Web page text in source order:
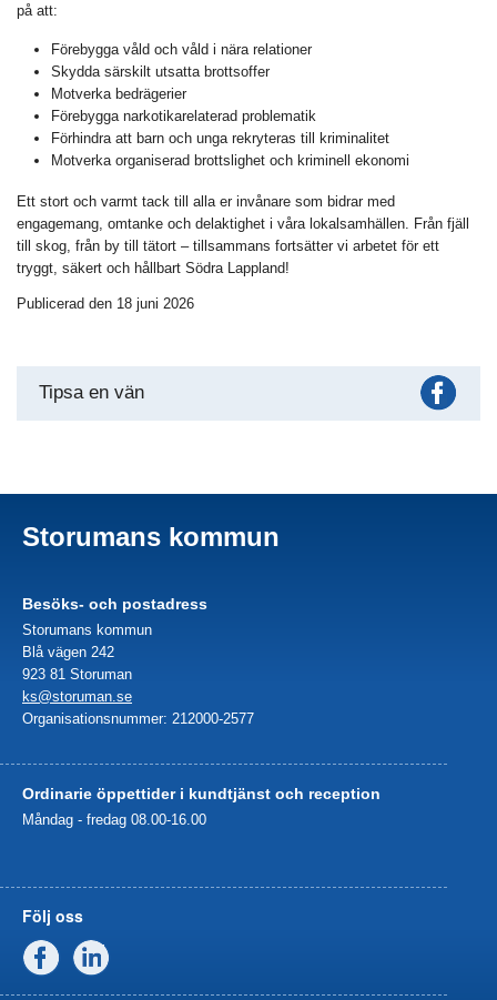
på att:
Förebygga våld och våld i nära relationer
Skydda särskilt utsatta brottsoffer
Motverka bedrägerier
Förebygga narkotikarelaterad problematik
Förhindra att barn och unga rekryteras till kriminalitet
Motverka organiserad brottslighet och kriminell ekonomi
Ett stort och varmt tack till alla er invånare som bidrar med
engagemang, omtanke och delaktighet i våra lokalsamhällen. Från fjäll
till skog, från by till tätort – tillsammans fortsätter vi arbetet för ett
tryggt, säkert och hållbart Södra Lappland!
Publicerad den 18 juni 2026
Tipsa en vän
Storumans kommun
Besöks- och postadress
Storumans kommun
Blå vägen 242
923 81 Storuman
ks@storuman.se
Organisationsnummer: 212000-2577
Ordinarie öppettider i kundtjänst och reception
Måndag - fredag 08.00-16.00
Följ oss
Facebook